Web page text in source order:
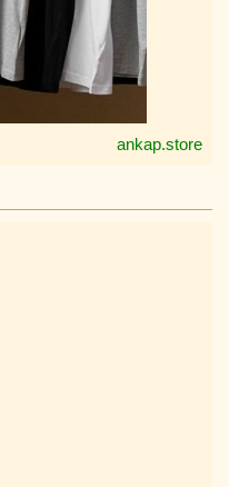
ankap.store